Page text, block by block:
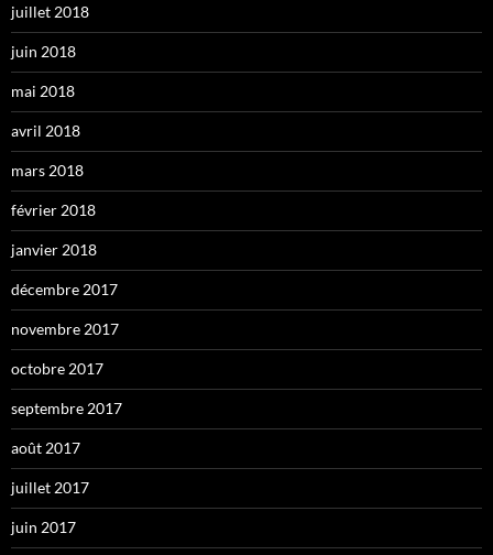
juillet 2018
juin 2018
mai 2018
avril 2018
mars 2018
février 2018
janvier 2018
décembre 2017
novembre 2017
octobre 2017
septembre 2017
août 2017
juillet 2017
juin 2017